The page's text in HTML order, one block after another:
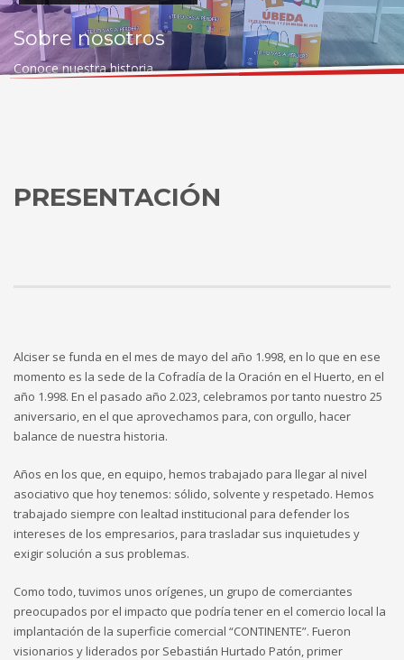
Sobre nosotros
Conoce nuestra historia
PRESENTACIÓN
Alciser se funda en el mes de mayo del año 1.998, en lo que en ese
momento es la sede de la Cofradía de la Oración en el Huerto, en el
año 1.998. En el pasado año 2.023, celebramos por tanto nuestro 25
aniversario, en el que aprovechamos para, con orgullo, hacer
balance de nuestra historia.
Años en los que, en equipo, hemos trabajado para llegar al nivel
asociativo que hoy tenemos: sólido, solvente y respetado. Hemos
trabajado siempre con lealtad institucional para defender los
intereses de los empresarios, para trasladar sus inquietudes y
exigir solución a sus problemas.
Como todo, tuvimos unos orígenes, un grupo de comerciantes
preocupados por el impacto que podría tener en el comercio local la
implantación de la superficie comercial “CONTINENTE”. Fueron
visionarios y liderados por Sebastián Hurtado Patón, primer